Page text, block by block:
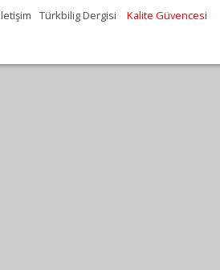
Türkbilig Dergisi Kalite Güvencesi